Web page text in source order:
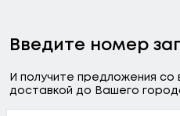
Введите номер
И получите предложения со
доставкой до Вашего